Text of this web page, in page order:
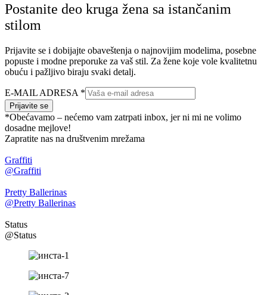
Postanite deo kruga žena sa istančanim
stilom
Prijavite se i dobijajte obaveštenja o najnovijim modelima, posebne
popuste i modne preporuke za vaš stil. Za žene koje vole kvalitetnu
obuću i pažljivo biraju svaki detalj.
E-MAIL ADRESA *
Prijavite se
*Obećavamo – nećemo vam zatrpati inbox, jer ni mi ne volimo
dosadne mejlove!
Zapratite nas na društvenim mrežama
Graffiti
@Graffiti
Pretty Ballerinas
@Pretty Ballerinas
Status
@Status